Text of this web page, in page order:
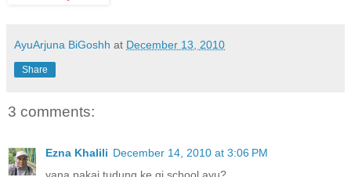
AyuArjuna BiGoshh at December 13, 2010
Share
3 comments:
Ezna Khalili December 14, 2010 at 3:06 PM